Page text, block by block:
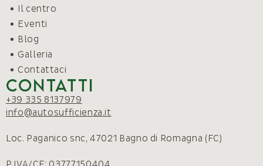
Il centro
Eventi
Blog
Galleria
Contattaci
Contatti
+39 335 8137979
info@autosufficienza.it
Loc. Paganico snc, 47021 Bagno di Romagna (FC)